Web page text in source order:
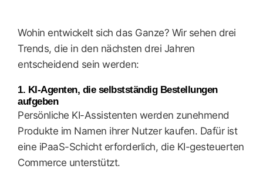
Wohin entwickelt sich das Ganze? Wir sehen drei
Trends, die in den nächsten drei Jahren
entscheidend sein werden:
1. KI-Agenten, die selbstständig Bestellungen
aufgeben
Persönliche KI-Assistenten werden zunehmend
Produkte im Namen ihrer Nutzer kaufen. Dafür ist
eine iPaaS-Schicht erforderlich, die KI-gesteuerten
Commerce unterstützt.